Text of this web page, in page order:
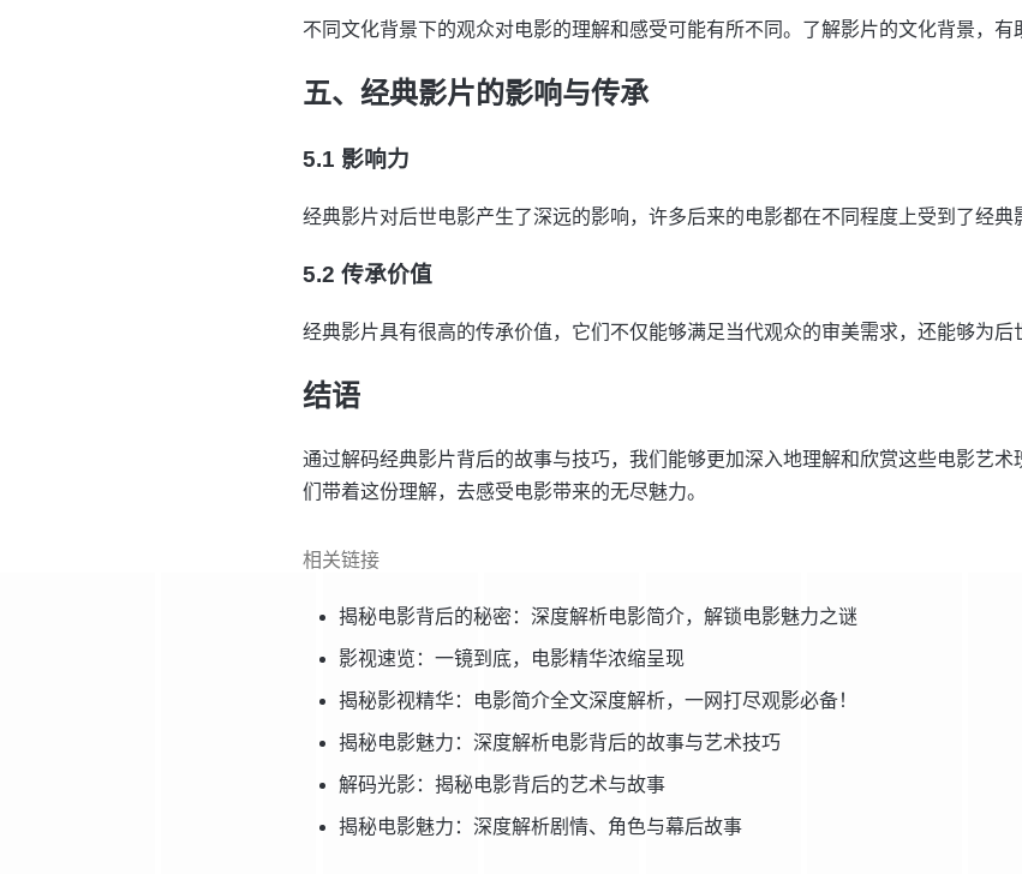
不同文化背景下的观众对电影的理解和感受可能有所不同。了解影片的文化背景，有
五、经典影片的影响与传承
5.1 影响力
经典影片对后世电影产生了深远的影响，许多后来的电影都在不同程度上受到了经典
5.2 传承价值
经典影片具有很高的传承价值，它们不仅能够满足当代观众的审美需求，还能够为后
结语
通过解码经典影片背后的故事与技巧，我们能够更加深入地理解和欣赏这些电影艺
们带着这份理解，去感受电影带来的无尽魅力。
相关链接
揭秘电影背后的秘密：深度解析电影简介，解锁电影魅力之谜
影视速览：一镜到底，电影精华浓缩呈现
揭秘影视精华：电影简介全文深度解析，一网打尽观影必备！
揭秘电影魅力：深度解析电影背后的故事与艺术技巧
解码光影：揭秘电影背后的艺术与故事
揭秘电影魅力：深度解析剧情、角色与幕后故事